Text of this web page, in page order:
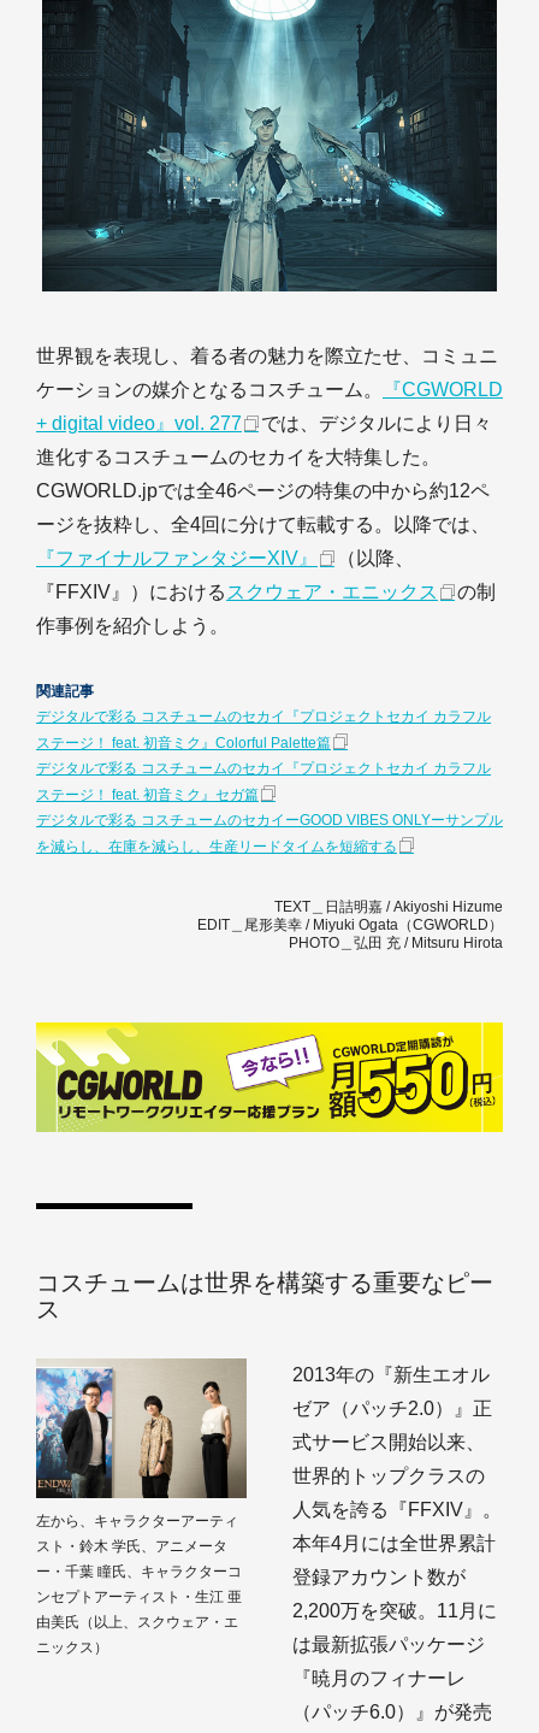
世界観を表現し、着る者の魅力を際立たせ、コミュニ
ケーションの媒介となるコスチューム。
『CGWORLD
+ digital video』vol. 277
では、デジタルにより日々
進化するコスチュームのセカイを大特集した。
CGWORLD.jpでは全46ページの特集の中から約12ペ
ージを抜粋し、全4回に分けて転載する。以降では、
『ファイナルファンタジーXIV』
（以降、
『FFXIV』）における スクウェア・エニックス
の制
作事例を紹介しよう。
関連記事
デジタルで彩る コスチュームのセカイ『プロジェクトセカイ カラフル
ステージ！ feat. 初音ミク』Colorful Palette篇
デジタルで彩る コスチュームのセカイ『プロジェクトセカイ カラフル
ステージ！ feat. 初音ミク』セガ篇
デジタルで彩る コスチュームのセカイーGOOD VIBES ONLYーサンプル
を減らし、在庫を減らし、生産リードタイムを短縮する
TEXT＿日詰明嘉 / Akiyoshi Hizume
EDIT＿尾形美幸 / Miyuki Ogata（CGWORLD）
PHOTO＿弘田 充 / Mitsuru Hirota
コスチュームは世界を構築する重要なピー
ス
左から、キャラクターアーティ
スト・鈴木 学氏、アニメータ
ー・千葉 瞳氏、キャラクターコ
ンセプトアーティスト・生江 亜
由美氏（以上、スクウェア・エ
ニックス）
2013年の『新生エオル
ゼア（パッチ2.0）』正
式サービス開始以来、
世界的トップクラスの
人気を誇る『FFXIV』。
本年4月には全世界累計
登録アカウント数が
2,200万を突破。11月に
は最新拡張パッケージ
『暁月のフィナーレ
（パッチ6.0）』が発売